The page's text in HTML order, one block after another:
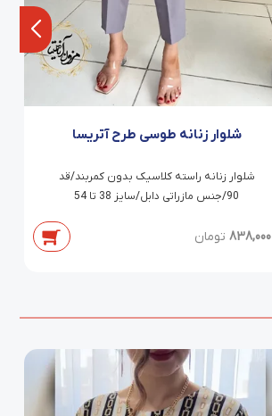
شلوار زنانه طوسی طرح آتریسا
شلوار زنانه راسته کلاسیک بدون کمربند/قد
90/جنس مازراتی دابل/سایز 38 تا 54
838,000 تومان